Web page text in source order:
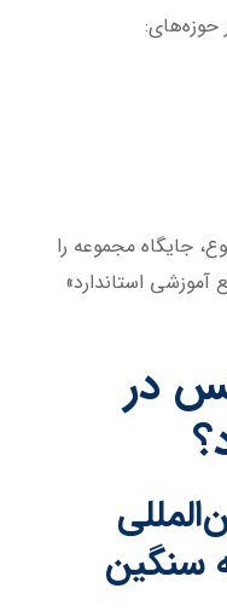
حوزه‌های:
جایگاه مجموعه را
استاندارد»
در
سنگین